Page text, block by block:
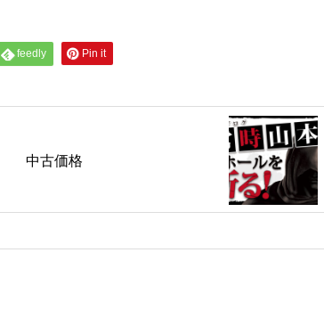
グランドクローズ
feedly Pin it
中古価格